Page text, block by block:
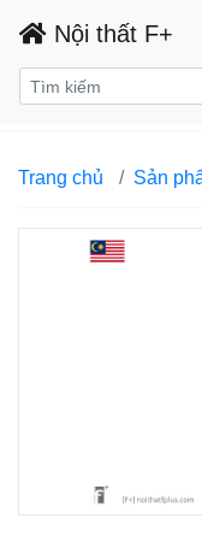
Nội thất F+
Trang chủ Sản